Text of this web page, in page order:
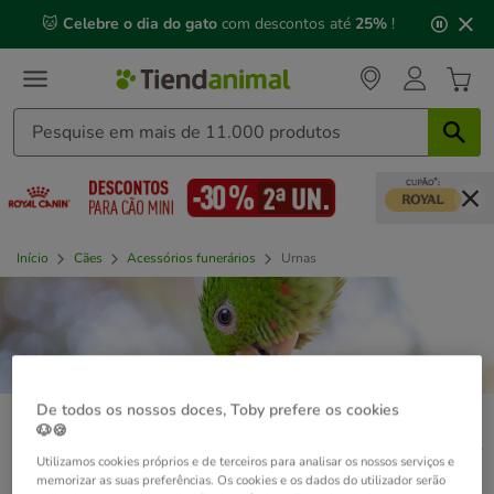
mensagem,
🐱 Celebre o dia do gato com descontos até 25% !
Início Cães Acessórios funerários Urnas
Não encontramos aquilo que
De todos os nossos doces, Toby prefere os cookies
🐶🍪
Utilizamos cookies próprios e de terceiros para analisar os nossos serviços e
memorizar as suas preferências. Os cookies e os dados do utilizador serão